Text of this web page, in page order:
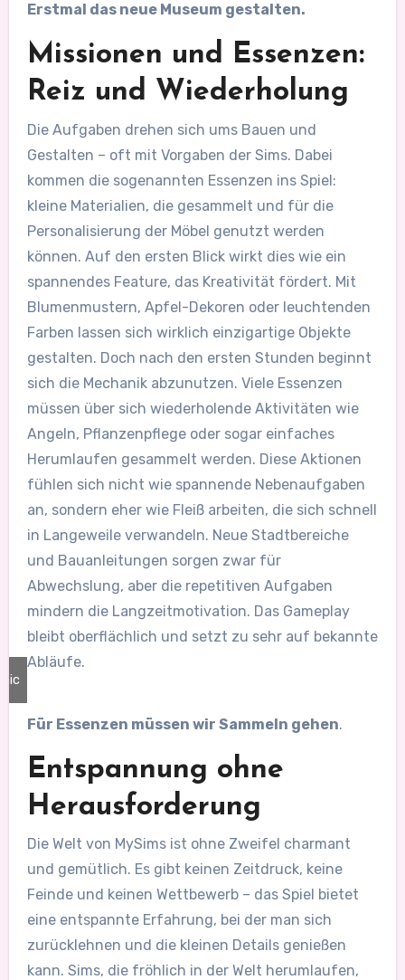
Erstmal das neue Museum gestalten.
Missionen und Essenzen:
Reiz und Wiederholung
Die Aufgaben drehen sich ums Bauen und
Gestalten – oft mit Vorgaben der Sims. Dabei
kommen die sogenannten Essenzen ins Spiel:
kleine Materialien, die gesammelt und für die
Personalisierung der Möbel genutzt werden
können. Auf den ersten Blick wirkt dies wie ein
spannendes Feature, das Kreativität fördert. Mit
Blumenmustern, Apfel-Dekoren oder leuchtenden
Farben lassen sich wirklich einzigartige Objekte
gestalten. Doch nach den ersten Stunden beginnt
sich die Mechanik abzunutzen. Viele Essenzen
müssen über sich wiederholende Aktivitäten wie
Angeln, Pflanzenpflege oder sogar einfaches
Herumlaufen gesammelt werden. Diese Aktionen
fühlen sich nicht wie spannende Nebenaufgaben
an, sondern eher wie Fleiß arbeiten, die sich schnell
in Langeweile verwandeln. Neue Stadtbereiche
und Bauanleitungen sorgen zwar für
Abwechslung, aber die repetitiven Aufgaben
mindern die Langzeitmotivation. Das Gameplay
bleibt oberflächlich und setzt zu sehr auf bekannte
Abläufe.
Für Essenzen müssen wir Sammeln gehen.
Entspannung ohne
Herausforderung
Die Welt von MySims ist ohne Zweifel charmant
und gemütlich. Es gibt keinen Zeitdruck, keine
Feinde und keinen Wettbewerb – das Spiel bietet
eine entspannte Erfahrung, bei der man sich
zurücklehnen und die kleinen Details genießen
kann. Sims, die fröhlich in der Welt herumlaufen,